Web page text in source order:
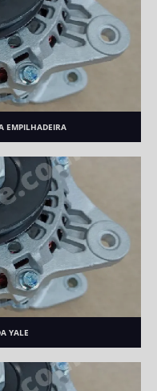
EMPILHADEIRA
YALE